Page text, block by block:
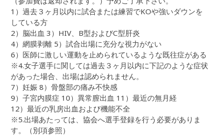
1）過去３ヶ月以内に試合または練習でKOや強いダウンを
している方
2）脳出血 3）HIV、B型およびC型肝炎
4）網膜剥離 5）試合出場に充分な視力がない
6）医師に激しい運動を止められているような既往症がある
※4.女子選手に関しては過去３ヶ月以内に下記のような症状
があった場合、出場は認められません。
7）妊娠 8）骨盤部の痛み不快感
9）子宮内膜症 10）異常膣出血 11）最近の無月経
12）最近の乳房出血および機能不全
※5.出場あたっては、協会へ選手登録を行う必要がありま
す。（別項参照）